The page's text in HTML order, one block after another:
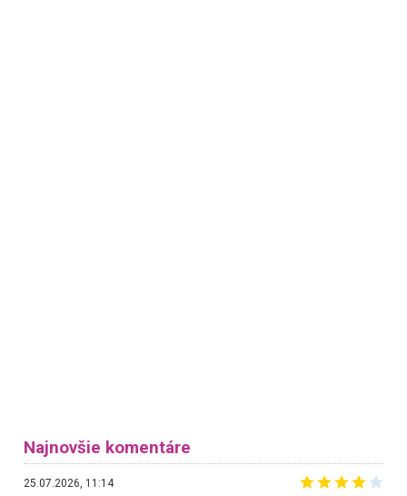
Najnovšie komentáre
25.07.2026, 11:14